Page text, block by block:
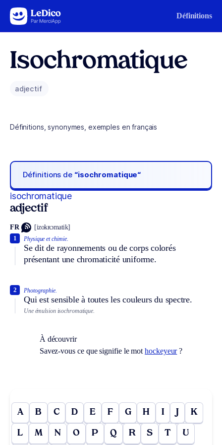
Aller au contenu Définitions
Isochromatique
adjectif
Définitions, synonymes, exemples en français
Définitions de “isochromatique“
isochromatique
adjectif
FR [izokʀɔmatik]
Physique et chimie.
Se dit de rayonnements ou de corps colorés
présentant une chromaticité uniforme.
1
Photographie.
Qui est sensible à toutes les couleurs du spectre.
2
Une émulsion isochromatique.
À découvrir
Savez-vous ce que signifie le mothockeyeur?
A B C D E F G H I J K
L M N O P Q R S T U